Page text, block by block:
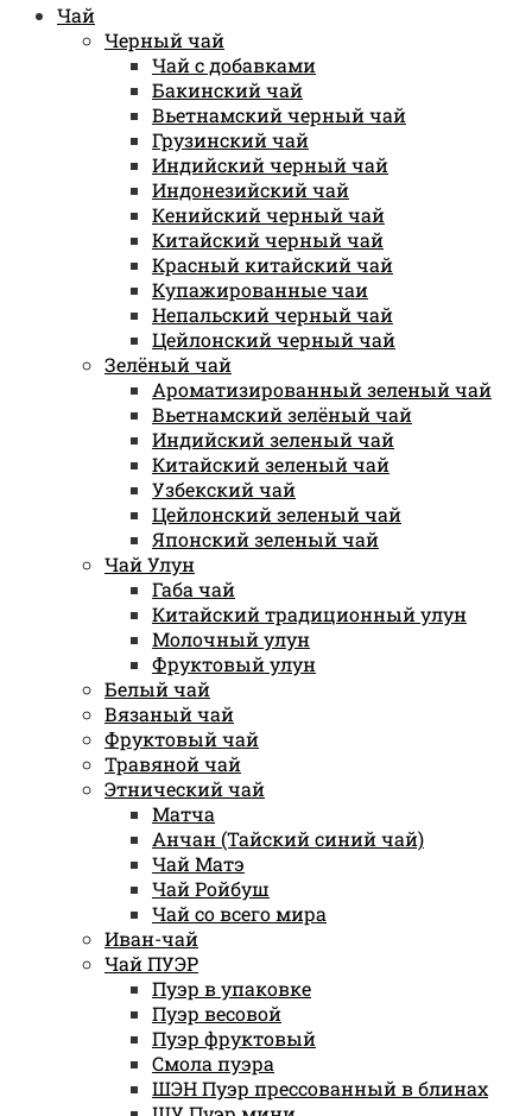
Чай
Черный чай
Чай с добавками
Бакинский чай
Вьетнамский черный чай
Грузинский чай
Индийский черный чай
Индонезийский чай
Кенийский черный чай
Китайский черный чай
Красный китайский чай
Купажированные чаи
Непальский черный чай
Цейлонский черный чай
Зелёный чай
Ароматизированный зеленый чай
Вьетнамский зелёный чай
Индийский зеленый чай
Китайский зеленый чай
Узбекский чай
Цейлонский зеленый чай
Японский зеленый чай
Чай Улун
Габа чай
Китайский традиционный улун
Молочный улун
Фруктовый улун
Белый чай
Вязаный чай
Фруктовый чай
Травяной чай
Этнический чай
Матча
Анчан (Тайский синий чай)
Чай Матэ
Чай Ройбуш
Чай со всего мира
Иван-чай
Чай ПУЭР
Пуэр в упаковке
Пуэр весовой
Пуэр фруктовый
Смола пуэра
ШЭН Пуэр прессованный в блинах